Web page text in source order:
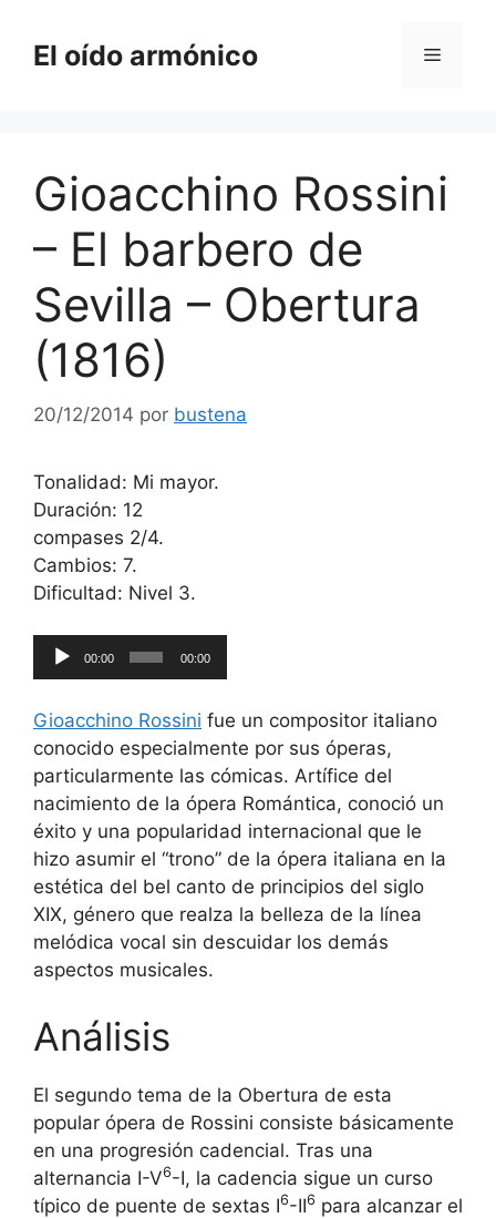
contenido
El oído armónico Menú
Gioacchino Rossini
– El barbero de
Sevilla – Obertura
(1816)
20/12/2014 por bustena
Tonalidad: Mi mayor.
Duración: 12
compases 2/4.
Cambios: 7.
Dificultad: Nivel 3.
Reproductor
de
00:00 00:00
Gioacchino Rossini fue un compositor italiano
conocido especialmente por sus óperas,
particularmente las cómicas. Artífice del
nacimiento de la ópera Romántica, conoció un
éxito y una popularidad internacional que le
hizo asumir el “trono” de la ópera italiana en la
estética del bel canto de principios del siglo
XIX, género que realza la belleza de la línea
melódica vocal sin descuidar los demás
aspectos musicales.
Análisis
El segundo tema de la Obertura de esta
popular ópera de Rossini consiste básicamente
en una progresión cadencial. Tras una
alternancia I-V6-I, la cadencia sigue un curso
típico de puente de sextas I6-II6 para alcanzar el